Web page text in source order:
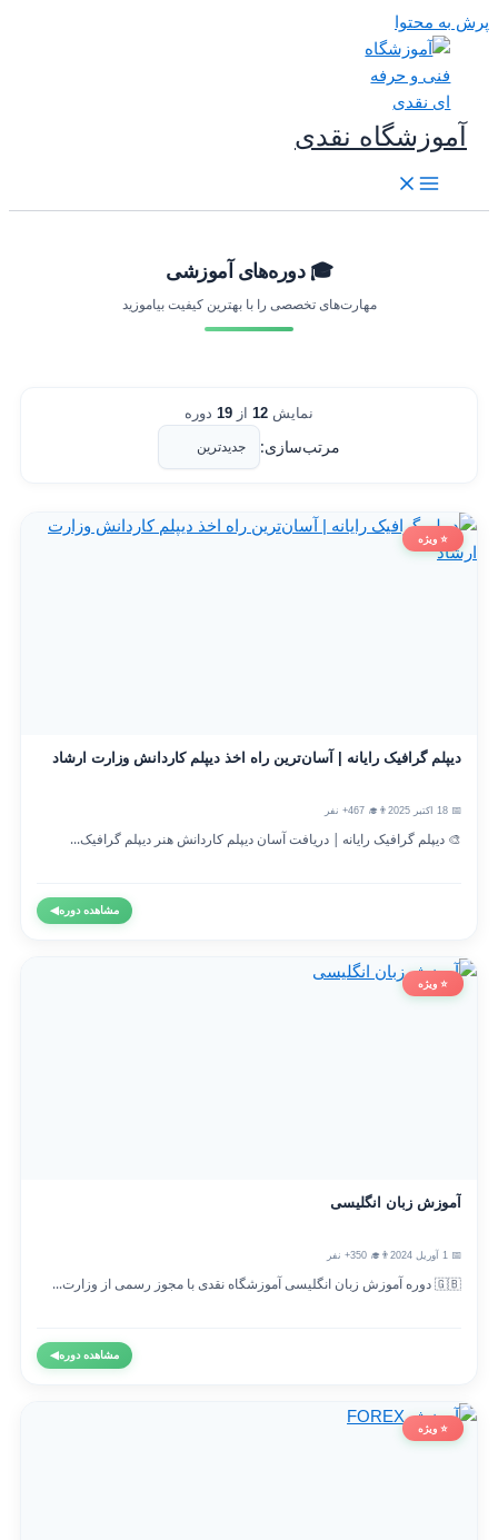
به محتوا
آموزشگاه نقدی
🎓 دوره‌های آموزشی
مهارت‌های تخصصی را با بهترین کیفیت بیاموزید
نمایش12 از 19 دوره
مرتب‌سازی:
⭐ ویژه
دیپلم گرافیک رایانه | آسان‌ترین راه اخذ دیپلم کاردانش وزارت ارشاد
👨‍🎓 467+ نفر
🎨 دیپلم گرافیک رایانه | دریافت آسان دیپلم کاردانش هنر دیپلم گرافیک...
مشاهده دوره◀
⭐ ویژه
آموزش زبان انگلیسی
👨‍🎓 350+ نفر
🇬🇧 دوره آموزش زبان انگلیسی آموزشگاه نقدی با مجوز رسمی از وزارت...
مشاهده دوره◀
⭐ ویژه